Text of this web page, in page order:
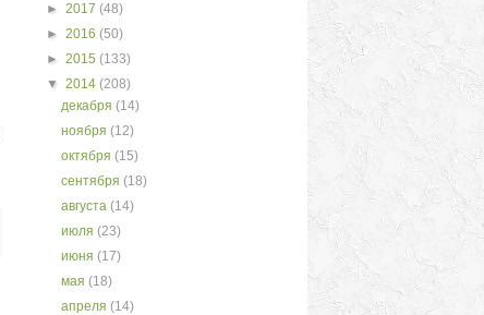
► 2017 (48)
► 2016 (50)
► 2015 (133)
▼ 2014 (208)
декабря(14)
ноября(12)
октября(15)
сентября(18)
августа(14)
июля(23)
июня(17)
мая(18)
апреля(14)